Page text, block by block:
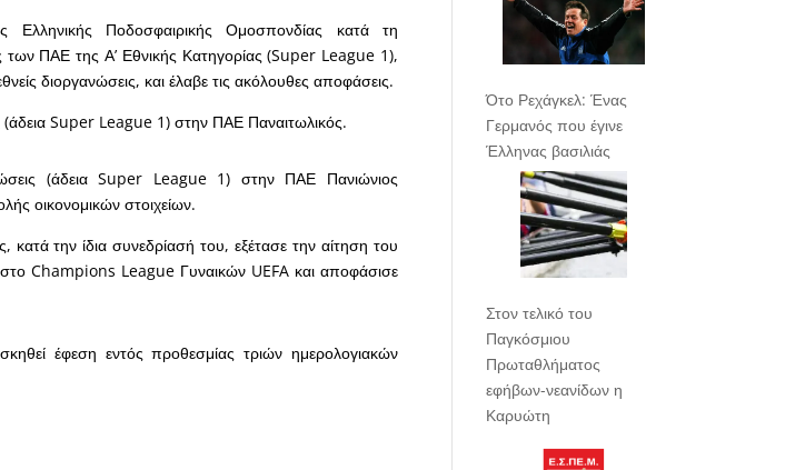
Ποδοσφαιρικής Ομοσπονδίας κατά τη
των ΠΑΕ της Α’ Εθνικής Κατηγορίας (Super League 1),
διοργανώσεις, και έλαβε τις ακόλουθες αποφάσεις.
(άδεια Super League 1) στην ΠΑΕ Παναιτωλικός.
(άδεια Super League 1) στην ΠΑΕ Πανιώνιος
οικονομικών στοιχείων.
την ίδια συνεδρίασή του, εξέτασε την αίτηση του
Champions League Γυναικών UEFA και αποφάσισε
έφεση εντός προθεσμίας τριών ημερολογιακών
Ότο Ρεχάγκελ: Ένας
Γερμανός που έγινε
Έλληνας βασιλιάς
Στον τελικό του
Παγκόσμιου
Πρωταθλήματος
εφήβων-νεανίδων η
Καρυώτη